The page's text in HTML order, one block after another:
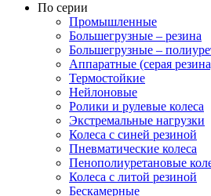
По серии
Промышленные
Большегрузные – резина
Большегрузные –
Аппаратные (серая
Термостойкие
Нейлоновые
Ролики и рулевые колеса
Экстремальные нагрузки
Колеса с синей резиной
Пневматические колеса
Пенополиуретановые
Колеса с литой резиной
Бескамерные